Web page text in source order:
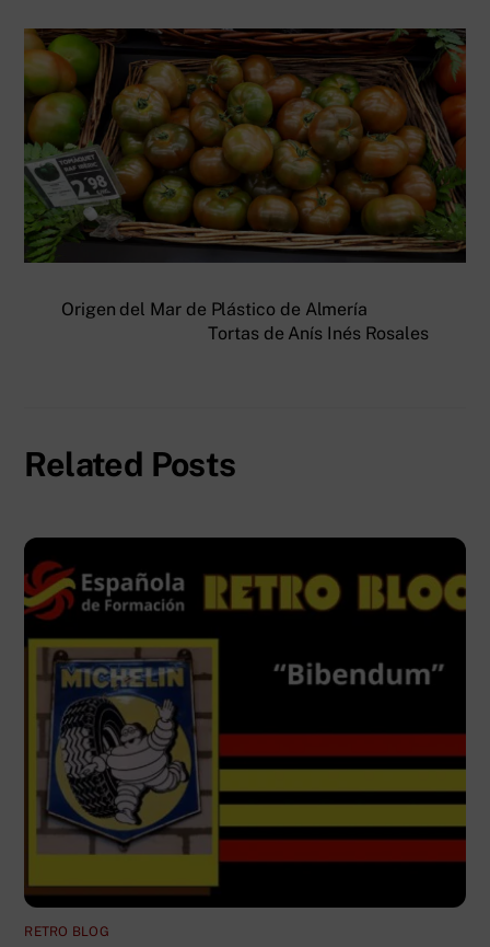
Origen del Mar de Plástico de Almería
Tortas de Anís Inés Rosales
Related Posts
RETRO BLOG